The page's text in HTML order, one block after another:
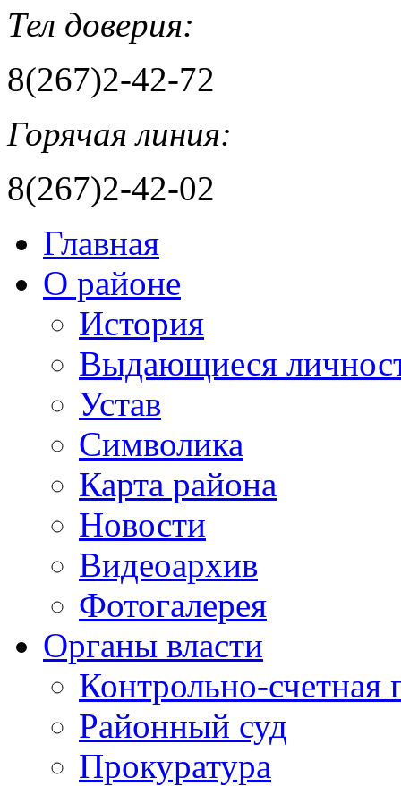
Тел доверия:
8(267)2-42-72
Горячая линия:
8(267)2-42-02
Главная
О районе
История
Выдающиеся
Устав
Символика
Карта района
Новости
Видеоархив
Фотогалерея
Органы власти
Контрольно-счетная
Районный суд
Прокуратура